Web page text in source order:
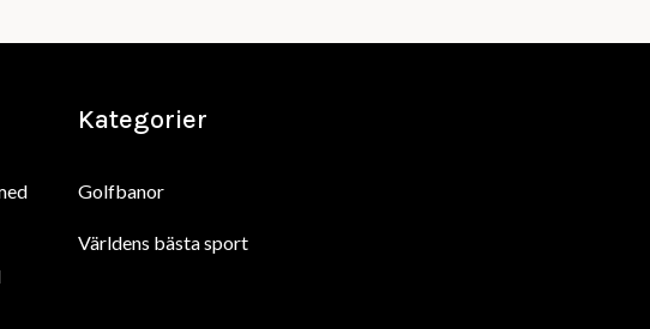
Kategorier
Golfbanor
Världens bästa sport